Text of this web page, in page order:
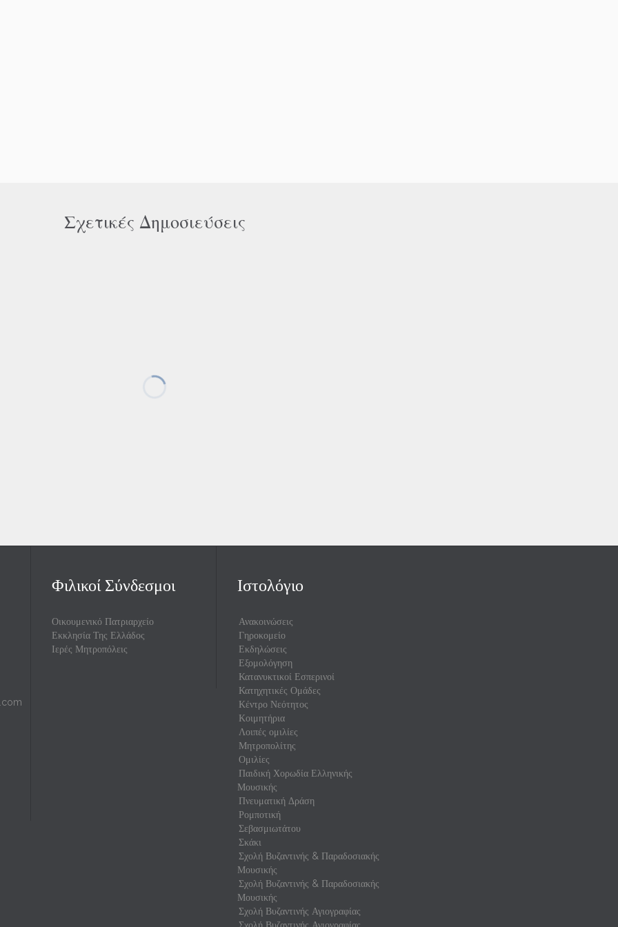
Σχετικές Δημοσιεύσεις
Φιλικοί Σύνδεσμοι
Οικουμενικό Πατριαρχείο
Εκκλησία Της Ελλάδος
Ιερές Μητροπόλεις
Ιστολόγιο
Ανακοινώσεις
Γηροκομείο
Εκδηλώσεις
Εξομολόγηση
Κατανυκτικοί Εσπερινοί
Κατηχητικές Ομάδες
Κέντρο Νεότητος
Κοιμητήρια
Λοιπές ομιλίες
Μητροπολίτης
Ομιλίες
Παιδική Χορωδία Ελληνικής
Μουσικής
Πνευματική Δράση
Ρομποτική
Σεβασμιωτάτου
Σκάκι
Σχολή Βυζαντινής & Παραδοσιακής
Μουσικής
Σχολή Βυζαντινής & Παραδοσιακής
Μουσικής
Σχολή Βυζαντινής Αγιογραφίας